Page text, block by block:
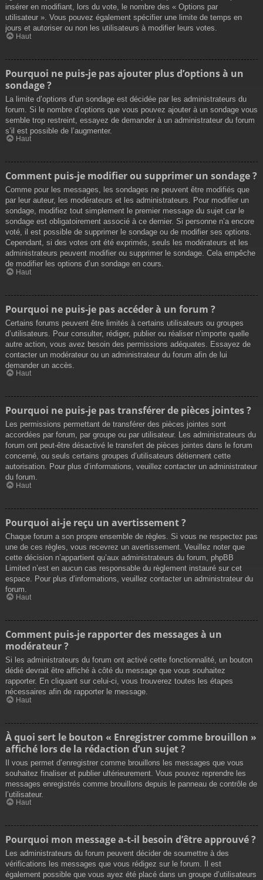
insérer en modifiant, lors du vote, le nombre des « Options par
utilisateur ». Vous pouvez également spécifier une limite de temps en
jours et autoriser ou non les utilisateurs à modifier leurs votes.
Haut
Pourquoi ne puis-je pas ajouter plus d’options à un
sondage ?
La limite d’options d’un sondage est décidée par les administrateurs du
forum. Si le nombre d’options que vous pouvez ajouter à un sondage vous
semble trop restreint, essayez de demander à un administrateur du forum
s’il est possible de l’augmenter.
Haut
Comment puis-je modifier ou supprimer un sondage ?
Comme pour les messages, les sondages ne peuvent être modifiés que
par leur auteur, les modérateurs et les administrateurs. Pour modifier un
sondage, modifiez tout simplement le premier message du sujet car le
sondage est obligatoirement associé à ce dernier. Si personne n’a encore
voté, il est possible de supprimer le sondage ou de modifier ses options.
Cependant, si des votes ont été exprimés, seuls les modérateurs et les
administrateurs peuvent modifier ou supprimer le sondage. Cela empêche
de modifier les options d’un sondage en cours.
Haut
Pourquoi ne puis-je pas accéder à un forum ?
Certains forums peuvent être limités à certains utilisateurs ou groupes
d’utilisateurs. Pour consulter, rédiger, publier ou réaliser n’importe quelle
autre action, vous avez besoin des permissions adéquates. Essayez de
contacter un modérateur ou un administrateur du forum afin de lui
demander un accès.
Haut
Pourquoi ne puis-je pas transférer de pièces jointes ?
Les permissions permettant de transférer des pièces jointes sont
accordées par forum, par groupe ou par utilisateur. Les administrateurs du
forum ont peut-être désactivé le transfert de pièces jointes dans le forum
concerné, ou seuls certains groupes d’utilisateurs détiennent cette
autorisation. Pour plus d’informations, veuillez contacter un administrateur
du forum.
Haut
Pourquoi ai-je reçu un avertissement ?
Chaque forum a son propre ensemble de règles. Si vous ne respectez pas
une de ces règles, vous recevrez un avertissement. Veuillez noter que
cette décision n’appartient qu’aux administrateurs du forum, phpBB
Limited n’est en aucun cas responsable du règlement instauré sur cet
espace. Pour plus d’informations, veuillez contacter un administrateur du
forum.
Haut
Comment puis-je rapporter des messages à un
modérateur ?
Si les administrateurs du forum ont activé cette fonctionnalité, un bouton
dédié devrait être affiché à côté du message que vous souhaitez
rapporter. En cliquant sur celui-ci, vous trouverez toutes les étapes
nécessaires afin de rapporter le message.
Haut
À quoi sert le bouton « Enregistrer comme brouillon »
affiché lors de la rédaction d’un sujet ?
Il vous permet d’enregistrer comme brouillons les messages que vous
souhaitez finaliser et publier ultérieurement. Vous pouvez reprendre les
messages enregistrés comme brouillons depuis le panneau de contrôle de
l’utilisateur.
Haut
Pourquoi mon message a-t-il besoin d’être approuvé ?
Les administrateurs du forum peuvent décider de soumettre à des
vérifications les messages que vous rédigez sur le forum. Il est
également possible que vous ayez été placé dans un groupe d’utilisateurs